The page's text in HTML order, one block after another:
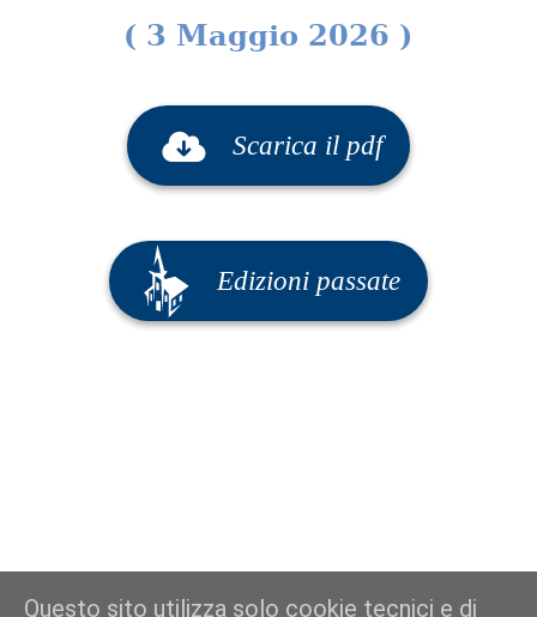
( 3 Maggio 2026 )
Scarica il pdf
Edizioni passate
Questo sito utilizza solo cookie tecnici e di